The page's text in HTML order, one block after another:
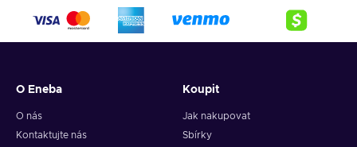
O Eneba
O nás
Kontaktujte nás
Koupit
Jak nakupovat
Sbírky